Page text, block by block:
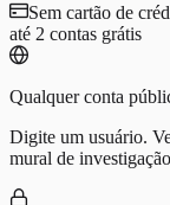
Sem cartão de
até 2 contas grátis
Qualquer conta
Digite um usuário.
mural de